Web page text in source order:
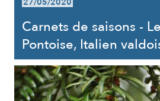
Carnets de saisons -
Pontoise, Italien